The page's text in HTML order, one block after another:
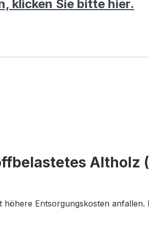
klicken Sie bitte hier.
Altholz
Entsorgungskosten anfallen.